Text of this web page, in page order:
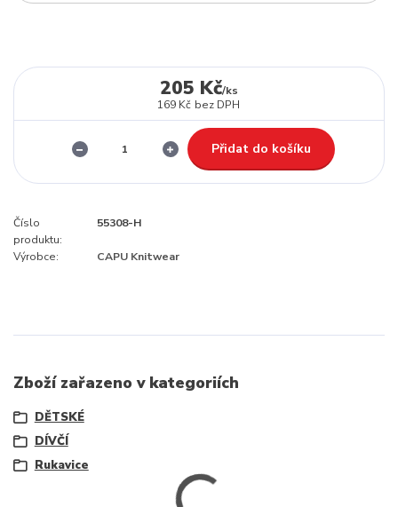
205 Kč/ks
169 Kč bez DPH
Přidat do košíku
Číslo
produktu:
55308-H
Výrobce: CAPU Knitwear
Zboží zařazeno v kategoriích
DĚTSKÉ
DÍVČÍ
Rukavice